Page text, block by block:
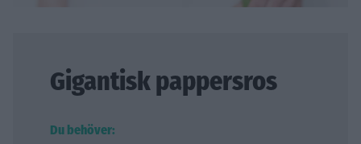
Gigantisk pappersros
Du behöver: